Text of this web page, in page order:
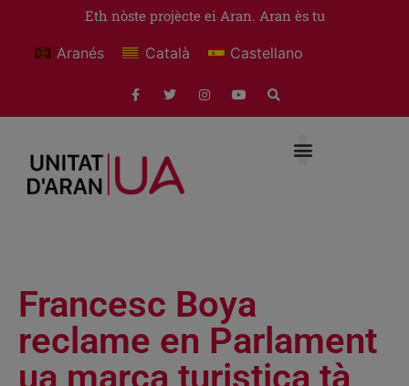
Eth nòste projècte ei Aran. Aran ès tu
Aranés Català Castellano
Francesc Boya
reclame en Parlament
ua marca turistica tà